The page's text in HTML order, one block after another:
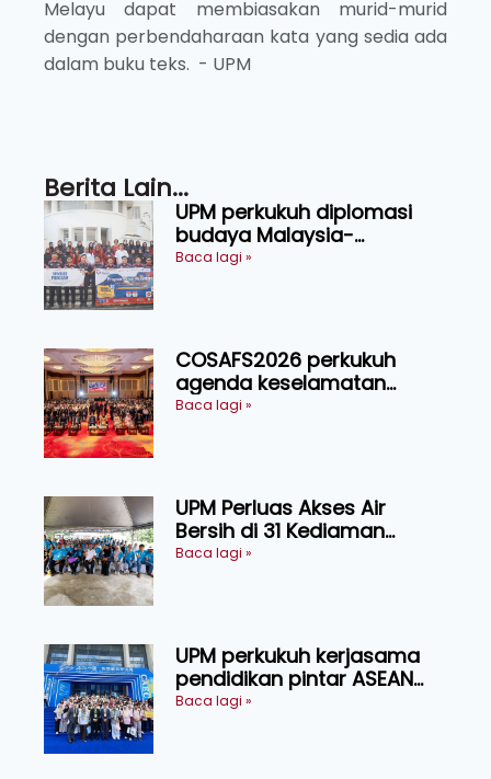
Melayu dapat membiasakan murid-murid
dengan perbendaharaan kata yang sedia ada
dalam buku teks. - UPM
Berita Lain...
UPM perkukuh diplomasi
budaya Malaysia-
Indonesia melalui Narasi
Baca lagi »
COSAFS2026 perkukuh
agenda keselamatan
makanan, AgriHub pacu
Baca lagi »
UPM Perluas Akses Air
Bersih di 31 Kediaman
Orang Asli Tasik Chini
Baca lagi »
UPM perkukuh kerjasama
pendidikan pintar ASEAN
menerusi lawatan rasmi ke
Baca lagi »